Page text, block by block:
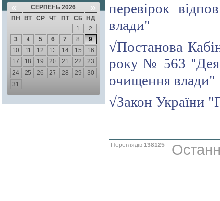
« СЕРПЕНЬ 2026 »
ПН ВТ СР ЧТ ПТ СБ
НД
1
2
3
4 5 6 7 8
9
10
11 12 13 14 15
16
17
18 19 20 21 22
23
24
25 26 27 28 29
30
31
перевірок
влади"
√Постанова
року № 563
очищення влади"
√Закон України
Переглядів 138125